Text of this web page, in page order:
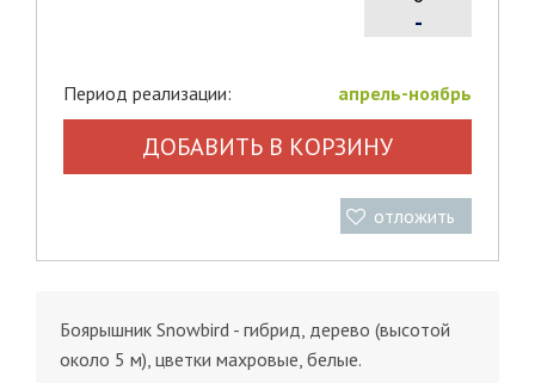
-
Период реализации: апрель-ноябрь
ДОБАВИТЬ В КОРЗИНУ
отложить
Боярышник Snowbird - гибрид, дерево (высотой
около 5 м), цветки махровые, белые.